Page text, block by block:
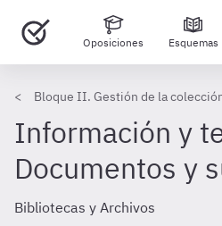
Oposiciones Esquemas
Bloque II. Gestión de la
Información y
Documentos y
Bibliotecas y Archivos